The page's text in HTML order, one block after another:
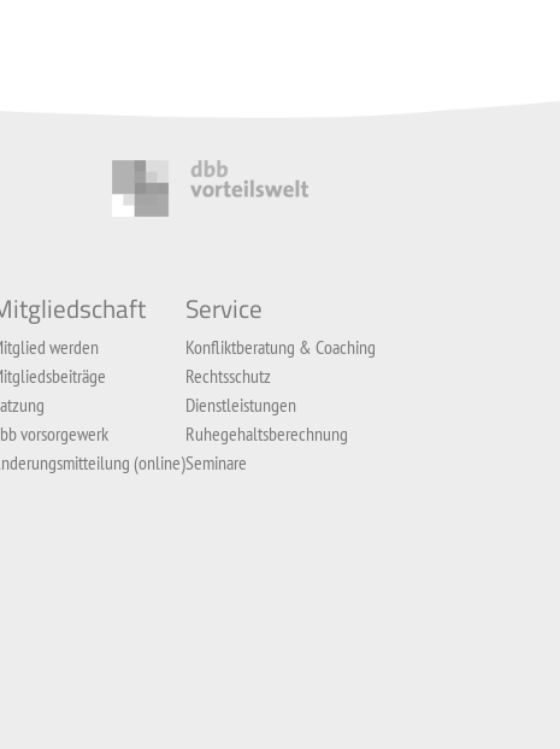
werden
vorsorgewerk
(online)
Service
Konfliktberatung & Coaching
Rechtsschutz
Dienstleistungen
Ruhegehaltsberechnung
Seminare